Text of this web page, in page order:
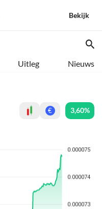
Bekijk
Uitleg Nieuws
€ 3,60%